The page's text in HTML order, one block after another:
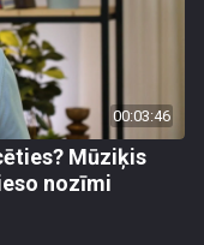
00:03:46
Mūziķis
nozīmi